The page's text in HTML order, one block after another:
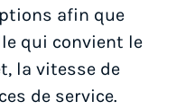
afin que
qui convient le
la vitesse de
de service.